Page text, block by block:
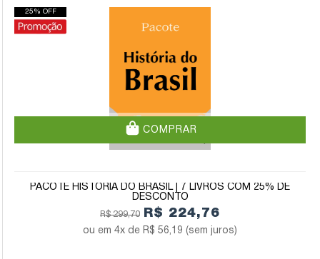
COMPRAR
25% OFF
PACOTE HISTÓRIA DO BRASIL | 7 LIVROS COM 25% DE
DESCONTO
R$ 299,70 R$ 224,76
4x de R$ 56,19 (sem juros)